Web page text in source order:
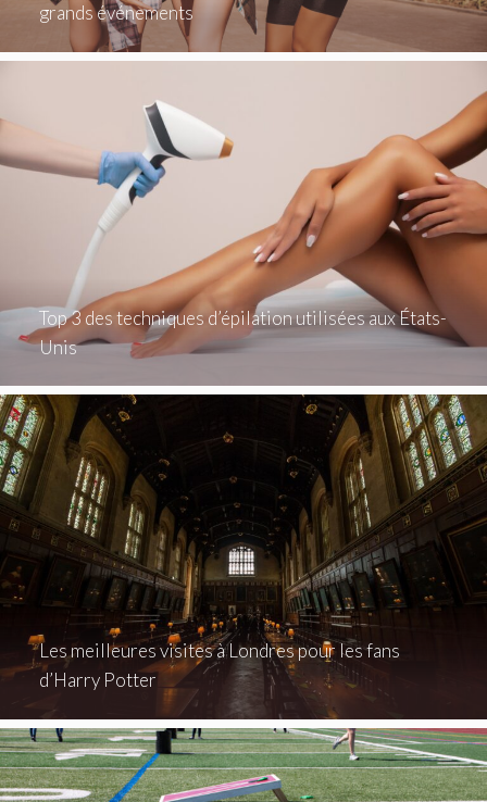
grands événements
Top 3 des techniques d’épilation utilisées aux États-
Unis
Les meilleures visites à Londres pour les fans
d’Harry Potter